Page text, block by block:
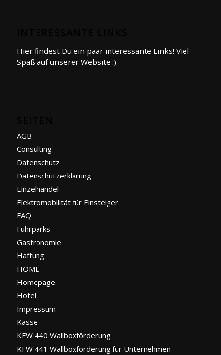
Hier findest Du ein paar interessante Links! Viel
Spaß auf unserer Website :)
AGB
Consulting
Datenschutz
Datenschutzerklärung
Einzelhandel
Elektromobilität für Einsteiger
FAQ
Fuhrparks
Gastronomie
Haftung
HOME
Homepage
Hotel
Impressum
Kasse
KFW 440 Wallboxförderung
KFW 441 Wallboxförderung für Unternehmen